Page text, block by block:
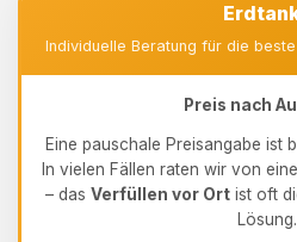
Individuelle Beratung für die
Preis nach
Eine pauschale Preisangabe ist
In vielen Fällen raten wir von
– das Verfüllen vor Ort ist oft
Lösung.